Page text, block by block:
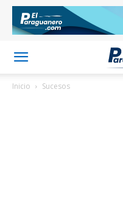
Inicio Sucesos